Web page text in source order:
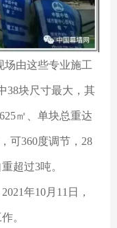
场由这些专业施工
38块尺寸最大，其
㎡、单块总重达
可360度调节，28
超过3吨。
年10月11日，
。